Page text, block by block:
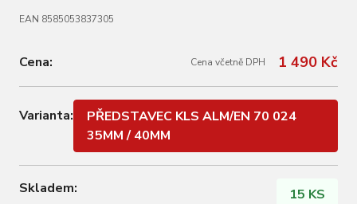
EAN 8585053837305
Cena: Cena včetně DPH 1 490 Kč
Varianta:
PŘEDSTAVEC KLS ALM/EN 70 024
35MM / 40MM
Skladem: 15 KS